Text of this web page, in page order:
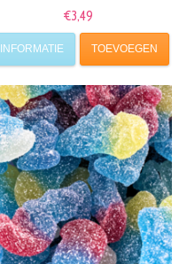
€3,49
INFORMATIE TOEVOEGEN